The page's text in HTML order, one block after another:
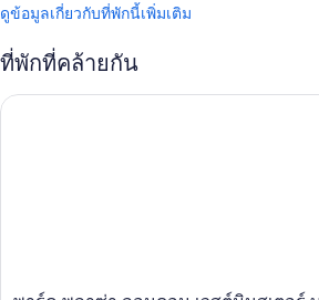
ดูข้อมูลเกี่ยวกับที่พักนี้เพิ่มเติม
ที่พักที่คล้ายกัน
พาร์ค พลาซ่า ลอนดอน เวสต์มินสเตอร์ บริ